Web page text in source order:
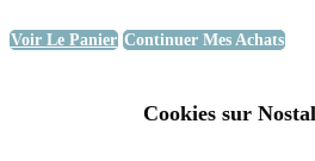
Voir Le Panier Continuer Mes Achats
Cookies sur